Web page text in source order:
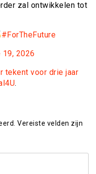
zal ontwikkelen tot
#ForTheFuture
19, 2026
tekent voor drie jaar
.
Vereiste velden zijn